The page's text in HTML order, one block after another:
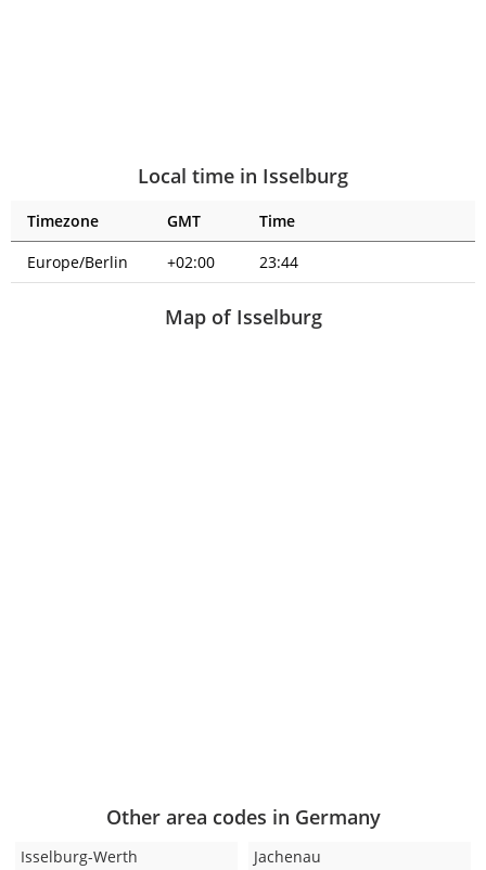
Local time in Isselburg
Timezone GMT
Time
Europe/Berlin
+02:00 23:44
Map of Isselburg
Other area codes in Germany
Isselburg-Werth Jachenau